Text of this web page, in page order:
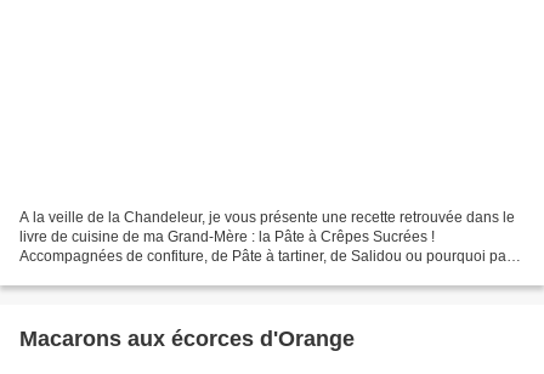
A la veille de la Chandeleur, je vous présente une recette retrouvée dans le
livre de cuisine de ma Grand-Mère : la Pâte à Crêpes Sucrées !
Accompagnées de confiture, de Pâte à tartiner, de Salidou ou pourquoi pas
Macarons aux écorces d'Orange